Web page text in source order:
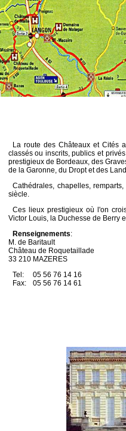
La route des Châteaux et Cités
classés ou inscrits, publics et
prestigieux de Bordeaux, des
de la Garonne, du Dropt et des
Cathédrales, chapelles,
siècle.
Ces lieux prestigieux où l'on
Victor Louis, la Duchesse de Berry
Renseignements:
M. de Baritault
Château de Roquetaillade
33 210 MAZERES
Tel:
05 56 76 14 16
Fax:
05 56 76 14 61